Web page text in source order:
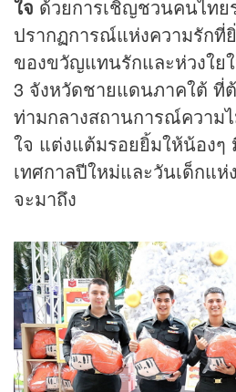
ใจ ด้วยการเชิญชวนคนไทย
ปรากฏการณ์แห่งความรักที่
ของขวัญแทนรักและห่วงใย
3 จังหวัดชายแดนภาคใต้ ที่
ท่ามกลางสถานการณ์ความ
ใจ แต่งแต้มรอยยิ้มให้น้องๆ
เทศกาลปีใหม่และวันเด็กแ
จะมาถึง